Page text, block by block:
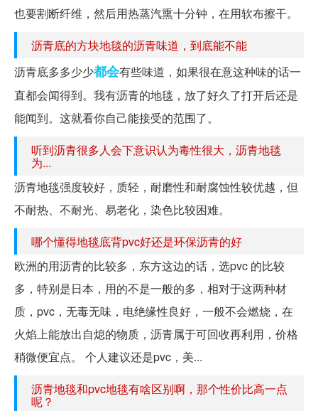
也要割断纤维，然后用热蒸汽熏十分钟，在用软布擦干。
沥青底的方块地毯的沥青味道，到底能不能
沥青底多多少少都会有些味道，如果很在意这种味的话一
直都会闻得到。我有沥青的地毯，放了好久了打开后还是
能闻到。这就看你自己能接受的范围了。
听到沥青很多人会下意识认为毒性很大，沥青地毯
为...
沥青地毯强度较好，质轻，耐磨性和耐腐蚀性较优越，但
不耐热、不耐光、易老化，染色比较困难。
哪个懂得地毯底背pvc好还是环保沥青的好
欧洲的用沥青的比较多，东方这边的话，选pvc 的比较
多，特别是日本，用的不是一般的多，相对于这两种材
质，pvc，无毒无味，电绝缘性良好，一般不会燃烧，在
火焰上能放出自熄的物质，沥青属于可回收再利用，价格
稍微便宜点。 个人建议还是pvc，美...
沥青地毯和pvc地毯有啥区别啊，那个性价比高一点
呢？